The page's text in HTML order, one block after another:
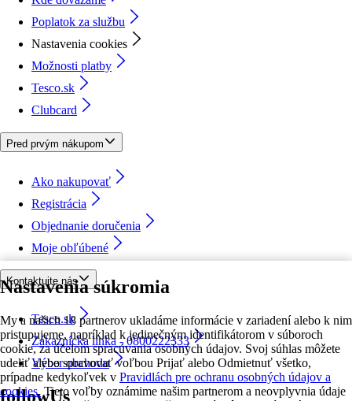
Nastavenia súkromia
My a našich 18 partnerov ukladáme informácie v zariadení alebo k nim
pristupujeme, napríklad k jedinečným identifikátorom v súboroch
cookie, za účelom spracúvania osobných údajov. Svoj súhlas môžete
udeliť alebo spravovať voľbou Prijať alebo Odmietnuť všetko,
prípadne kedykoľvek v Pravidlách pre ochranu osobných údajov a
cookies. Tieto voľby oznámime našim partnerom a neovplyvnia údaje
Poplatok za službu
Nastavenia cookies
Možnosti platby
Tesco.sk
Clubcard
Pred prvým nákupom
Ako nakupovať
Registrácia
Objednanie doručenia
Moje obľúbené
Kontaktujte nás
Tesco.sk
Zákaznícka linka - 0800222333
Výber obchodu
followUs